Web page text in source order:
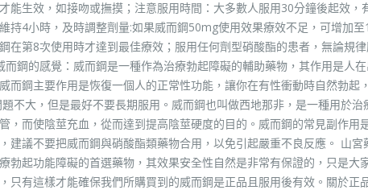
能生效，如接吻或撫摸；注意服用時間：大多數人服用30分鐘後起效
持4小時，及時調整劑量:如果威而鋼50mg使用效果療效不足，可增加
在第8次使用時才達到最佳療效；服用任何劑型硝酸酯的患者，無論規
鋼的感覺：威而鋼是一種作為治療勃起障礙的輔助藥物，其作用是人
而鋼主要作用是恢復一個人的正常性功能，讓你在有性衝動時自然勃起
不大，但是最好不要長期服用。威而鋼也叫做西地那非，是一種用於
，而使陰莖充血，從而達到提高陰莖硬度的目的。威而鋼的常見副作用
建議不要把威而鋼與硝酸酯類藥物合用，以免引起嚴重不良反應。 山
勃起功能障礙的首選藥物，其效果安全性自然是非常有保證的，只是大
只有這樣才能確保我們所購買到的威而鋼是正品且服用後有效。關於正